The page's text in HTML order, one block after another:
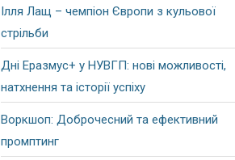
Ілля Лащ – чемпіон Європи з кульової
стрільби
Дні Еразмус+ у НУВГП: нові можливості,
натхнення та історії успіху
Воркшоп: Доброчесний та ефективний
промптинг